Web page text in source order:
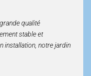
qualité
stable et
installation, notre jardin